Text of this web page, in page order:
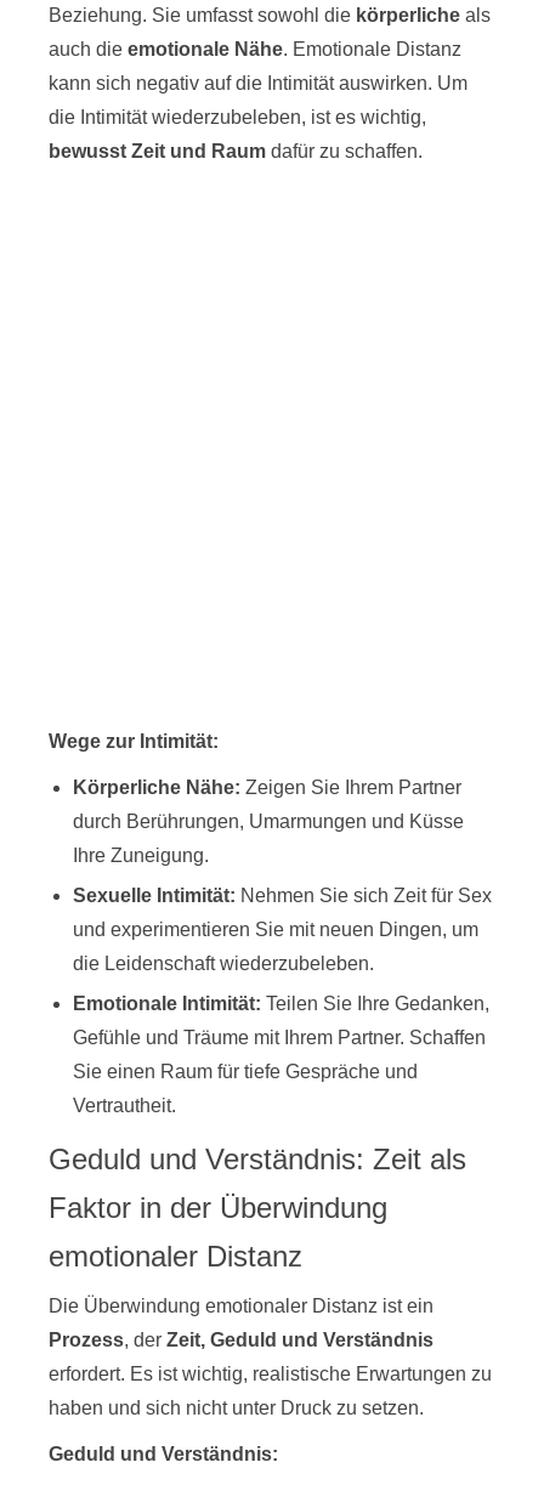
Beziehung. Sie umfasst sowohl die körperliche als
auch die emotionale Nähe. Emotionale Distanz
kann sich negativ auf die Intimität auswirken. Um
die Intimität wiederzubeleben, ist es wichtig,
bewusst Zeit und Raum dafür zu schaffen.
Wege zur Intimität:
Körperliche Nähe: Zeigen Sie Ihrem Partner
durch Berührungen, Umarmungen und Küsse
Ihre Zuneigung.
Sexuelle Intimität: Nehmen Sie sich Zeit für Sex
und experimentieren Sie mit neuen Dingen, um
die Leidenschaft wiederzubeleben.
Emotionale Intimität: Teilen Sie Ihre Gedanken,
Gefühle und Träume mit Ihrem Partner. Schaffen
Sie einen Raum für tiefe Gespräche und
Vertrautheit.
Geduld und Verständnis: Zeit als
Faktor in der Überwindung
emotionaler Distanz
Die Überwindung emotionaler Distanz ist ein
Prozess, der Zeit, Geduld und Verständnis
erfordert. Es ist wichtig, realistische Erwartungen zu
haben und sich nicht unter Druck zu setzen.
Geduld und Verständnis: